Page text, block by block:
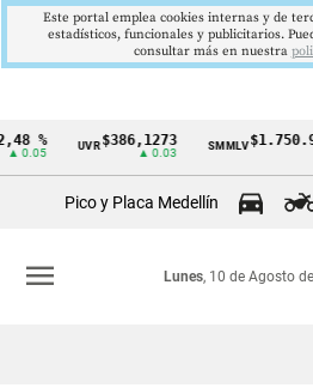
Cintillo
Colombia
%
0.05
UVR$386,1273
▲ 0.03
SMMLV
Pico y Placa Medellín
Lunes, 10 de Agosto
menu
Este portal emplea cookies internas y de
estadísticos, funcionales y publicitarios.
consultar más en nuestra